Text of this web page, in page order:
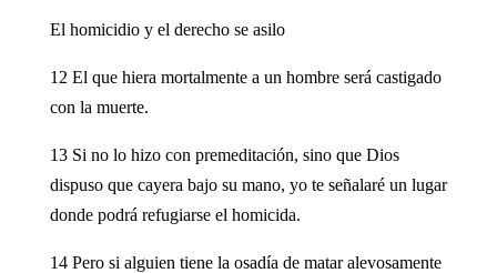
El homicidio y el derecho se asilo
12 El que hiera mortalmente a un hombre será castigado
con la muerte.
13 Si no lo hizo con premeditación, sino que Dios
dispuso que cayera bajo su mano, yo te señalaré un lugar
donde podrá refugiarse el homicida.
14 Pero si alguien tiene la osadía de matar alevosamente